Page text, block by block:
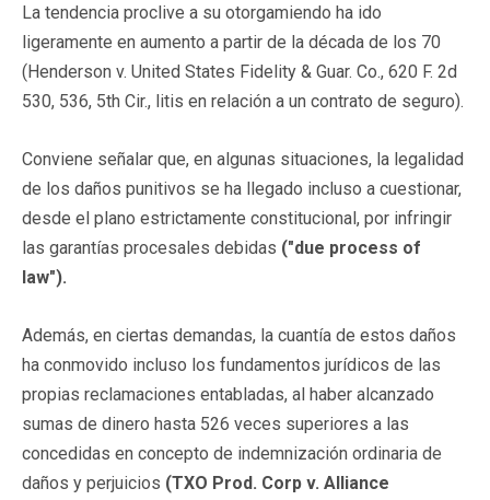
La tendencia proclive a su otorgamiendo ha ido
ligeramente en aumento a partir de la década de los 70
(Henderson v. United States Fidelity & Guar. Co., 620 F. 2d
530, 536, 5th Cir., litis en relación a un contrato de seguro).
Conviene señalar que, en algunas situaciones, la legalidad
de los daños punitivos se ha llegado incluso a cuestionar,
desde el plano estrictamente constitucional, por infringir
las garantías procesales debidas ("due process of
law").
Además, en ciertas demandas, la cuantía de estos daños
ha conmovido incluso los fundamentos jurídicos de las
propias reclamaciones entabladas, al haber alcanzado
sumas de dinero hasta 526 veces superiores a las
concedidas en concepto de indemnización ordinaria de
daños y perjuicios (TXO Prod. Corp v. Alliance